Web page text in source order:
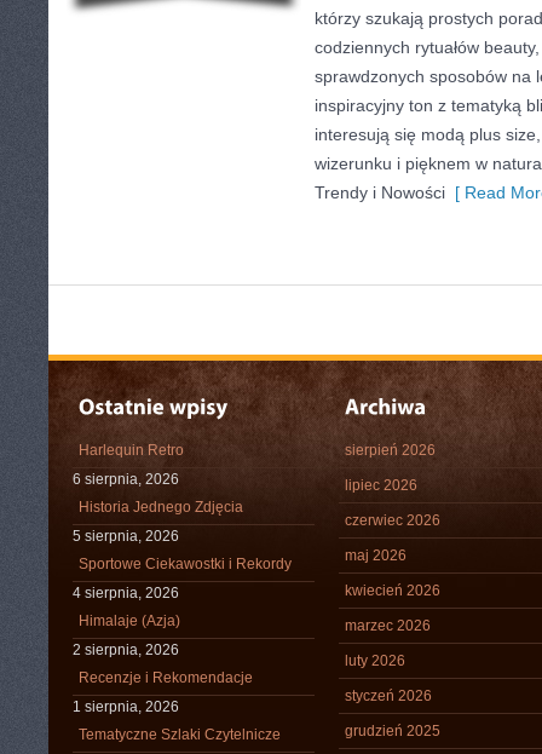
którzy szukają prostych
codziennych rytuałów
sprawdzonych sposobów na
inspiracyjny ton z tematyką
interesują się modą plus
wizerunku i pięknem w
Trendy i Nowości [ Read
Harlequin Retro
6 sierpnia, 2026
Historia Jednego Zdjęcia
5 sierpnia, 2026
Sportowe Ciekawostki i Rekordy
4 sierpnia, 2026
Himalaje (Azja)
2 sierpnia, 2026
Recenzje i Rekomendacje
1 sierpnia, 2026
Tematyczne Szlaki Czytelnicze
sierpień 2026
lipiec 2026
czerwiec 2026
maj 2026
kwiecień 2026
marzec 2026
luty 2026
styczeń 2026
grudzień 2025